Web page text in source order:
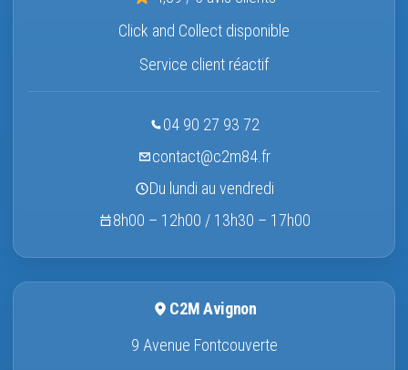
Click and Collect disponible
Service client réactif
04 90 27 93 72
contact@c2m84.fr
Du lundi au vendredi
8h00 – 12h00 / 13h30 – 17h00
C2M Avignon
9 Avenue Fontcouverte